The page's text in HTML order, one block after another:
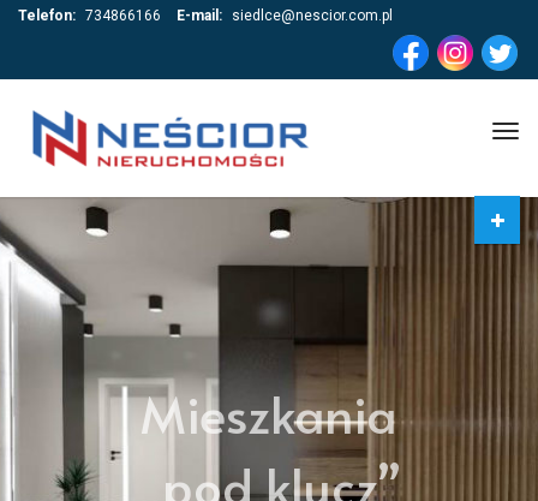
Telefon: 734866166 E-mail: siedlce@nescior.com.pl
Mieszkania
„pod klucz”